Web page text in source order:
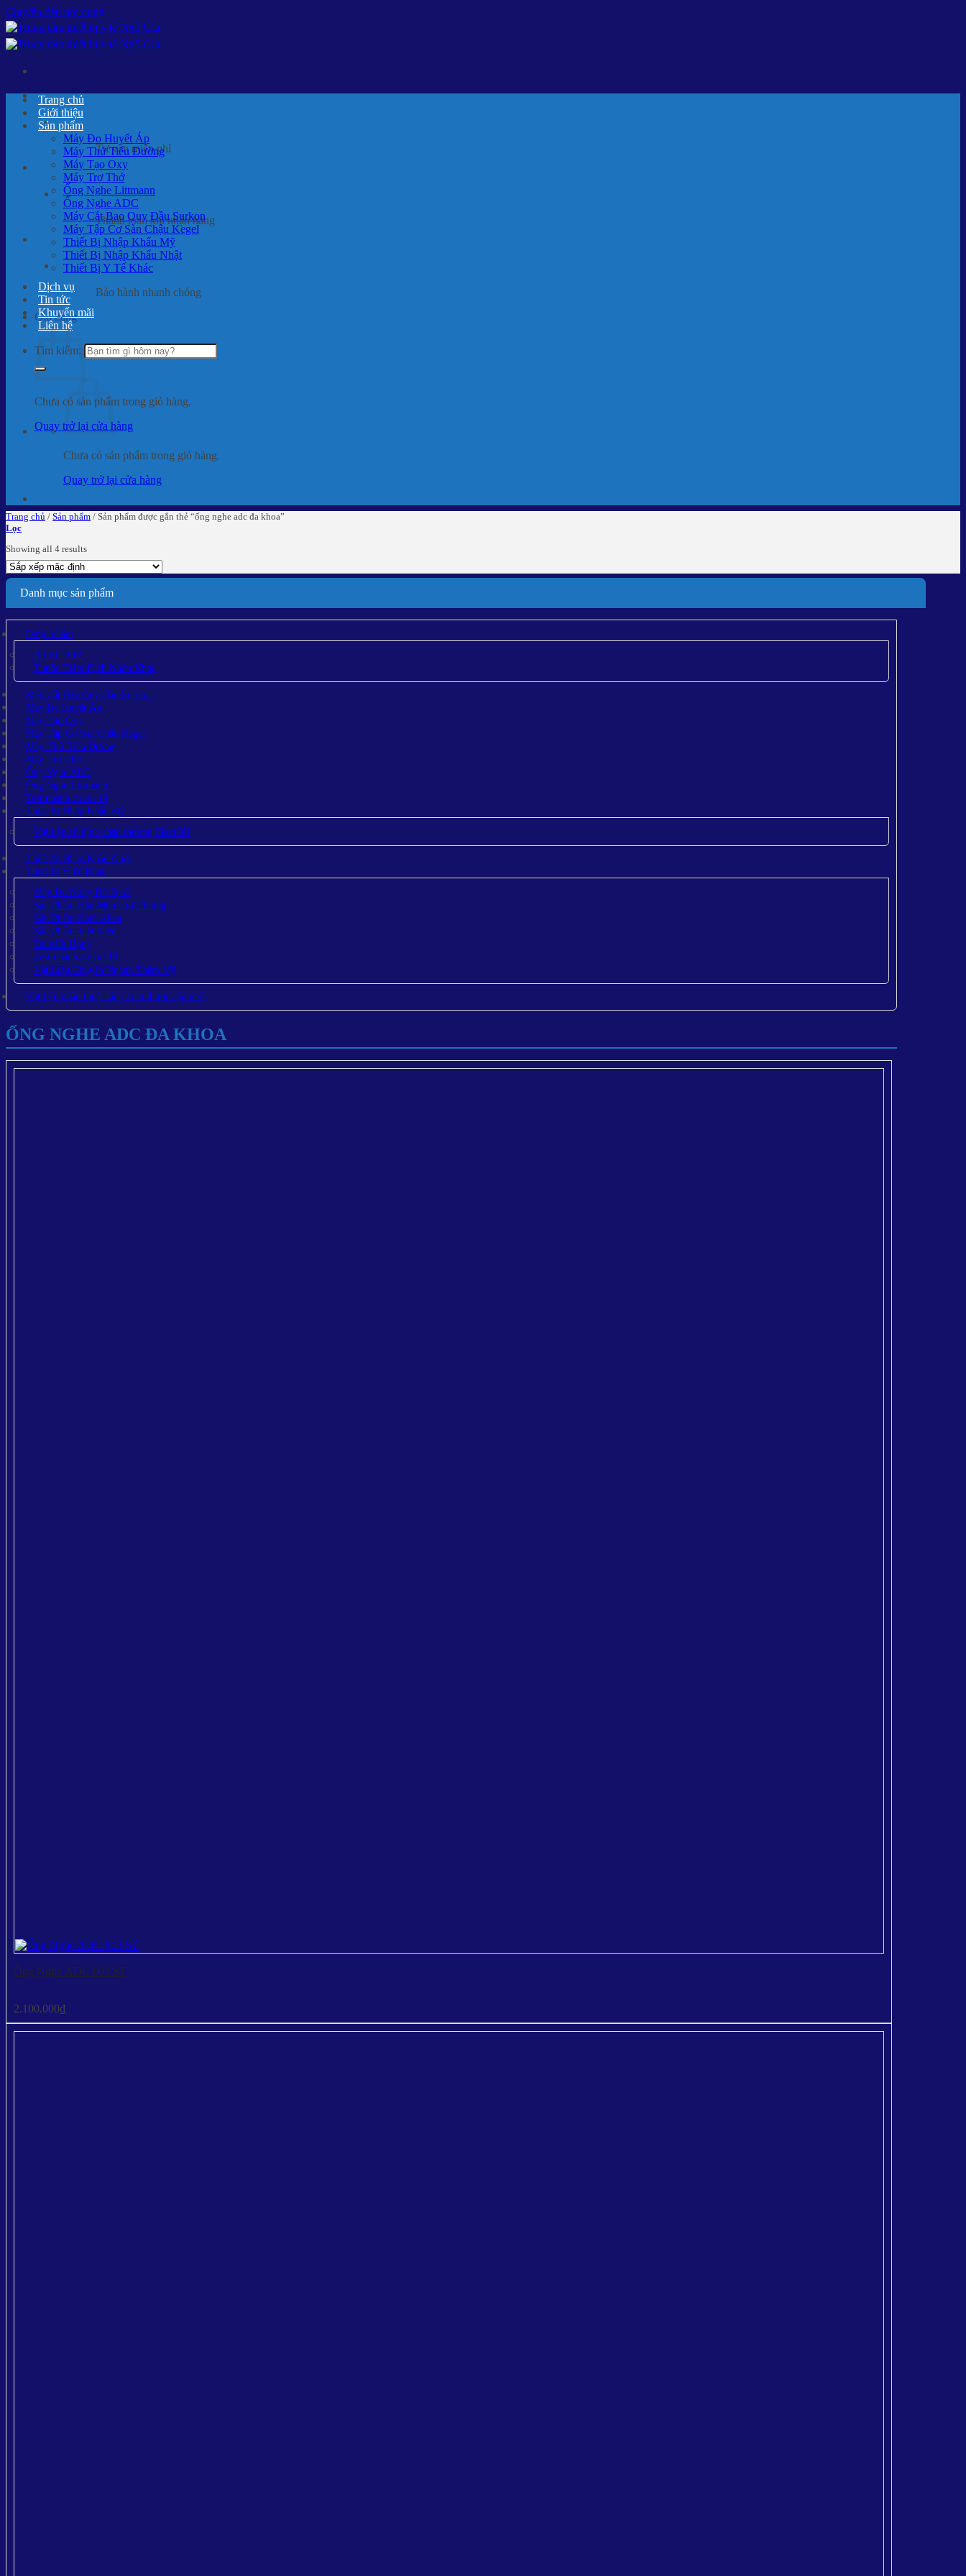
Chuyển đến nội dung
Tư vấn miễn phí
THANH TOÁN
Thanh toán khi nhận hàng
BẢO HÀNH
Bảo hành nhanh chóng
Giỏ hàng
Chưa có sản phẩm trong giỏ hàng.
Quay trở lại cửa hàng
Trang chủ
Giới thiệu
Sản phẩm
Máy Đo Huyết Áp
Máy Thử Tiểu Đường
Máy Tạo Oxy
Máy Trợ Thở
Ống Nghe Littmann
Ống Nghe ADC
Máy Cắt Bao Quy Đầu Surkon
Máy Tập Cơ Sàn Chậu Kegel
Thiết Bị Nhập Khẩu Mỹ
Thiết Bị Nhập Khẩu Nhật
Thiết Bị Y Tế Khác
Dịch vụ
Tin tức
Khuyến mãi
Liên hệ
Tìm kiếm:
Chưa có sản phẩm trong giỏ hàng.
Quay trở lại cửa hàng
Trang chủ / Sản phẩm / Sản phẩm được gắn thẻ “ống nghe adc đa khoa”
Lọc
Showing all 4 results
Danh mục sản phẩm
Dược phẩm
Bộ Kit PRP
Thuốc Tiêm Dịch Nhờn Khớp
Máy Cắt Bao Quy Đầu Surkon
Máy Đo Huyết Áp
Máy Tạo Oxy
Máy Tập Cơ Sàn Chậu Kegel
Máy Thử Tiểu Đường
Máy Trợ Thở
Ống Nghe ADC
Ống Nghe Littmann
Test nhanh covid 19
Thiết Bị Nhập Khẩu Mỹ
Vật liệu cố định chấn thương FlexiOH
Thiết Bị Nhập Khẩu Nhật
Thiết Bị Y Tế Khác
Máy Đo Nồng Độ Spo2
Sản Phẩm Hậu Môn Trực Tràng
Sản Phẩm Nam Khoa
Sản Phẩm Tiết Niệu
Tai Mũi Họng
Test nhanh Covid 19
Vật Liệu Chuyên Ngành Thẩm Mỹ
Vật liệu phẫu thuật tăng kích thước cậu nhỏ
ỐNG NGHE ADC ĐA KHOA
Ống Nghe ADC 603 ST
2.100.000₫